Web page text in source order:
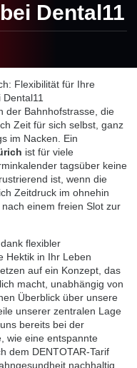
Dental11
der Bahnhofstrasse, die
Zeit für sich selbst, ganz
im Nacken. Ein
ist für viele
tagsüber keine
ist, wenn die
Zeitdruck im ohnehin
einem freien Slot zur
flexibler
Hektik in Ihr Leben
auf ein Konzept, das
macht, unabhängig von
Überblick über unsere
unserer zentralen Lage
bereits bei der
wie eine entspannte
dem DENTOTAR-Tarif
nachhaltig